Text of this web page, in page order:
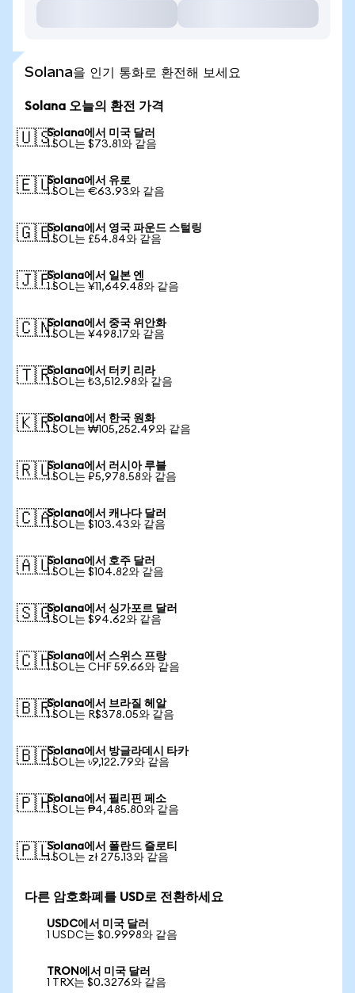
Solana을 인기 통화로 환전해 보세요
Solana 오늘의 환전 가격
🇺🇸Solana에서 미국 달러
1 SOL는 $73.81와 같음
🇪🇺Solana에서 유로
1 SOL는 €63.93와 같음
🇬🇧Solana에서 영국 파운드 스털링
1 SOL는 £54.84와 같음
🇯🇵Solana에서 일본 엔
1 SOL는 ¥11,649.48와 같음
🇨🇳Solana에서 중국 위안화
1 SOL는 ¥498.17와 같음
🇹🇷Solana에서 터키 리라
1 SOL는 ₺3,512.98와 같음
🇰🇷Solana에서 한국 원화
1 SOL는 ₩105,252.49와 같음
🇷🇺Solana에서 러시아 루블
1 SOL는 ₽5,978.58와 같음
🇨🇦Solana에서 캐나다 달러
1 SOL는 $103.43와 같음
🇦🇺Solana에서 호주 달러
1 SOL는 $104.82와 같음
🇸🇬Solana에서 싱가포르 달러
1 SOL는 $94.62와 같음
🇨🇭Solana에서 스위스 프랑
1 SOL는 CHF 59.66와 같음
🇧🇷Solana에서 브라질 헤알
1 SOL는 R$378.05와 같음
🇧🇩Solana에서 방글라데시 타카
1 SOL는 ৳9,122.79와 같음
🇵🇭Solana에서 필리핀 페소
1 SOL는 ₱4,485.80와 같음
🇵🇱Solana에서 폴란드 즐로티
1 SOL는 zł 275.13와 같음
다른 암호화폐를 USD로 전환하세요
USDC에서 미국 달러
1 USDC는 $0.9998와 같음
TRON에서 미국 달러
1 TRX는 $0.3276와 같음